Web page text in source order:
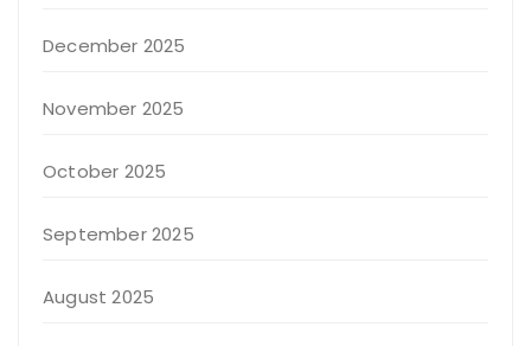
December 2025
November 2025
October 2025
September 2025
August 2025